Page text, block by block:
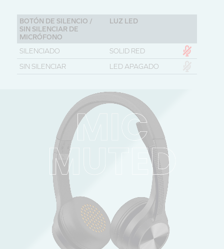
BOTÓN DE SILENCIO /
SIN SILENCIAR DE
MICRÓFONO
LUZ LED
SILENCIADO
SOLID RED
SIN SILENCIAR
LED APAGADO